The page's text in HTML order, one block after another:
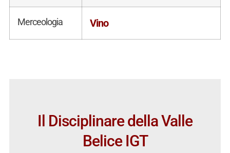
Merceologia Vino
Il Disciplinare della Valle
Belice IGT